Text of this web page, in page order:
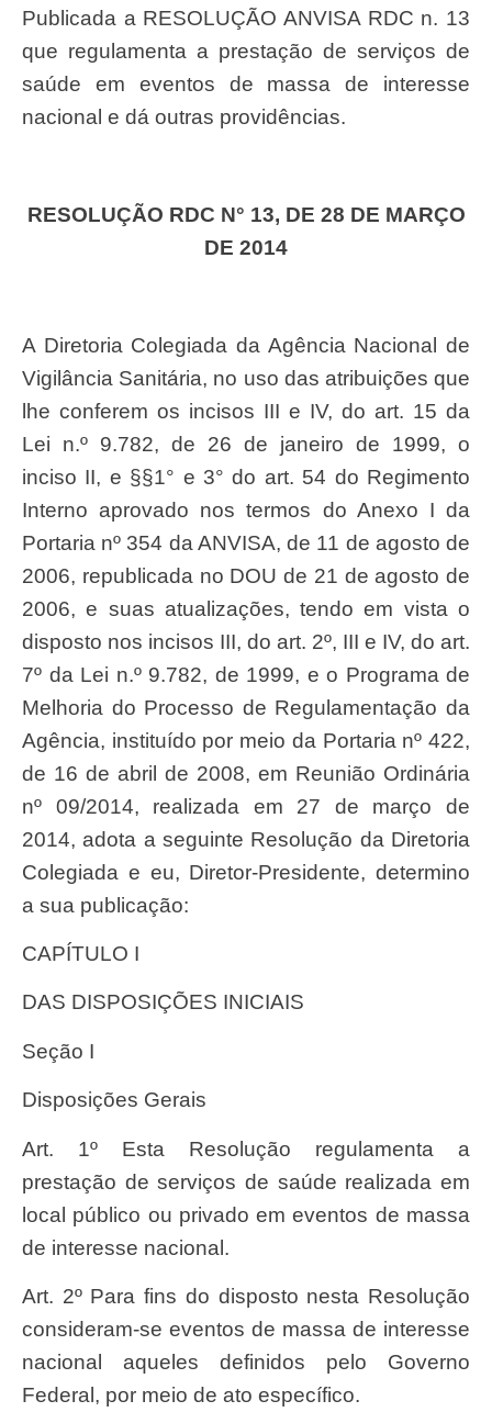
Publicada a RESOLUÇÃO ANVISA RDC n. 13
que regulamenta a prestação de serviços de
saúde em eventos de massa de interesse
nacional e dá outras providências.
RESOLUÇÃO RDC N° 13, DE 28 DE MARÇO
DE 2014
A Diretoria Colegiada da Agência Nacional de
Vigilância Sanitária, no uso das atribuições que
lhe conferem os incisos III e IV, do art. 15 da
Lei n.º 9.782, de 26 de janeiro de 1999, o
inciso II, e §§1° e 3° do art. 54 do Regimento
Interno aprovado nos termos do Anexo I da
Portaria nº 354 da ANVISA, de 11 de agosto de
2006, republicada no DOU de 21 de agosto de
2006, e suas atualizações, tendo em vista o
disposto nos incisos III, do art. 2º, III e IV, do art.
7º da Lei n.º 9.782, de 1999, e o Programa de
Melhoria do Processo de Regulamentação da
Agência, instituído por meio da Portaria nº 422,
de 16 de abril de 2008, em Reunião Ordinária
nº 09/2014, realizada em 27 de março de
2014, adota a seguinte Resolução da Diretoria
Colegiada e eu, Diretor-Presidente, determino
a sua publicação:
CAPÍTULO I
DAS DISPOSIÇÕES INICIAIS
Seção I
Disposições Gerais
Art. 1º Esta Resolução regulamenta a
prestação de serviços de saúde realizada em
local público ou privado em eventos de massa
de interesse nacional.
Art. 2º Para fins do disposto nesta Resolução
consideram-se eventos de massa de interesse
nacional aqueles definidos pelo Governo
Federal, por meio de ato específico.